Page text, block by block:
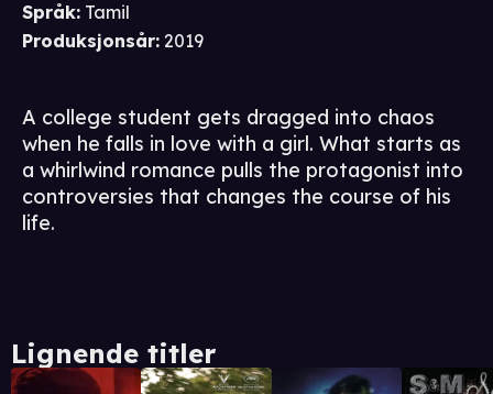
Språk: Tamil
Produksjonsår: 2019
A college student gets dragged into chaos
when he falls in love with a girl. What starts as
a whirlwind romance pulls the protagonist into
controversies that changes the course of his
life.
Lignende titler